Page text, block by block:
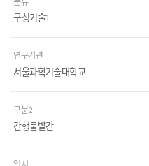
구성기술1
연구기관
서울과학기술대학교
구분2
간행물발간